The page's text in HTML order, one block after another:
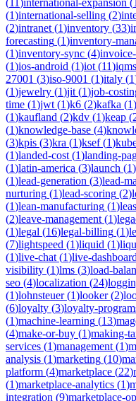
(1)international-selling (2)
(2)intranet (1)inventory (33)
forecasting (1)inventory-
(1)inventory-sync (4)
(1)ios-android (1)iot (11)iqms
27001 (3)iso-9001 (1)italy (1
(1)jewelry (1)jit (1)job-
time (1)jwt (1)k6 (2)kafka (1)
(1)kaufland (2)kdv (1)keap (
(1)knowledge-base (4)
(3)kpis (3)kra (1)ksef(1)
(1)landed-cost (1)landing-
(1)latin-america (3)launch (1)
(1)lead-generation (3)lead-
nurturing (1)lead-scoring (2)
(1)lean-manufacturing (1)
(2)leave-management (1)
(1)legal (16)legal-billing (1)
(7)lightspeed (1)liquid (1)
(1)live-chat (1)live-
visibility (1)lms (3)load-
seo (4)localization (24)
(1)lohnsteuer(1)looker(2)
(6)loyalty (3)loyalty-
(1)machine-learning (13)
(4)make-or-buy (1)making-
services (1)management (1)
analysis (1)marketing (10)
platform (4)marketplace (22)
(1)marketplace-analytics (1)
integration (9)marketplace-